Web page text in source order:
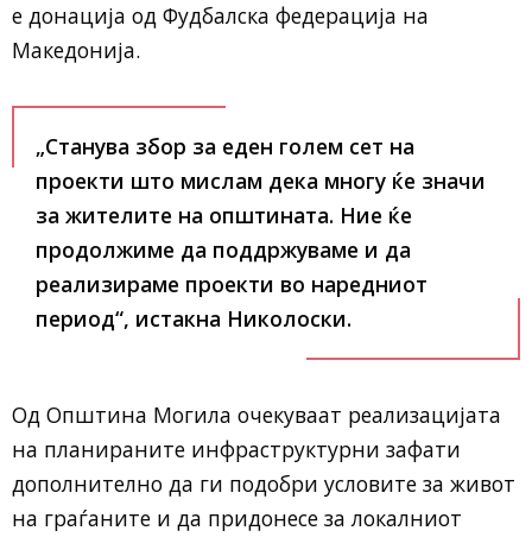
е донација од Фудбалска федерација на
Македонија.
„Станува збор за еден голем сет на
проекти што мислам дека многу ќе значи
за жителите на општината. Ние ќе
продолжиме да поддржуваме и да
реализираме проекти во наредниот
период“, истакна Николоски.
Од Општина Могила очекуваат реализацијата
на планираните инфраструктурни зафати
дополнително да ги подобри условите за живот
на граѓаните и да придонесе за локалниот